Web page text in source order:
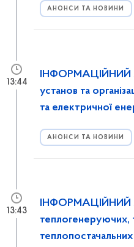
АНОНСИ ТА НОВИНИ
ІНФОРМАЦІЙНИЙ
установ та
та електричної
АНОНСИ ТА НОВИНИ
13:44
ІНФОРМАЦІЙНИЙ
теплогенеруючих,
13:43